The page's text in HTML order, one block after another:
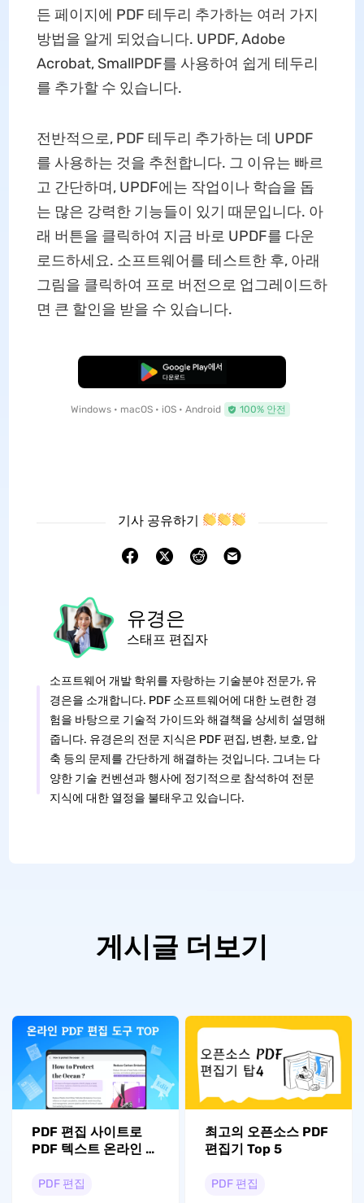
든 페이지에 PDF 테두리 추가하는 여러 가지
방법을 알게 되었습니다. UPDF, Adobe
Acrobat, SmallPDF를 사용하여 쉽게 테두리
를 추가할 수 있습니다.
전반적으로, PDF 테두리 추가하는 데 UPDF
를 사용하는 것을 추천합니다. 그 이유는 빠르
고 간단하며, UPDF에는 작업이나 학습을 돕
는 많은 강력한 기능들이 있기 때문입니다. 아
래 버튼을 클릭하여 지금 바로 UPDF를 다운
로드하세요. 소프트웨어를 테스트한 후, 아래
그림을 클릭하여 프로 버전으로 업그레이드하
면 큰 할인을 받을 수 있습니다.
무료로 다운로드
Windows • macOS • iOS • Android 100% 안전
기사 공유하기
유경은
스태프 편집자
소프트웨어 개발 학위를 자랑하는 기술분야 전문가, 유
경은을 소개합니다. PDF 소프트웨어에 대한 노련한 경
험을 바탕으로 기술적 가이드와 해결책을 상세히 설명해
줍니다. 유경은의 전문 지식은 PDF 편집, 변환, 보호, 압
축 등의 문제를 간단하게 해결하는 것입니다. 그녀는 다
양한 기술 컨벤션과 행사에 정기적으로 참석하여 전문
지식에 대한 열정을 불태우고 있습니다.
게시글 더보기
PDF 편집 사이트로
PDF 텍스트 온라인 편
가이드 및 장단점
PDF 편집
최고의 오픈소스 PDF
편집기 Top 5
PDF 편집